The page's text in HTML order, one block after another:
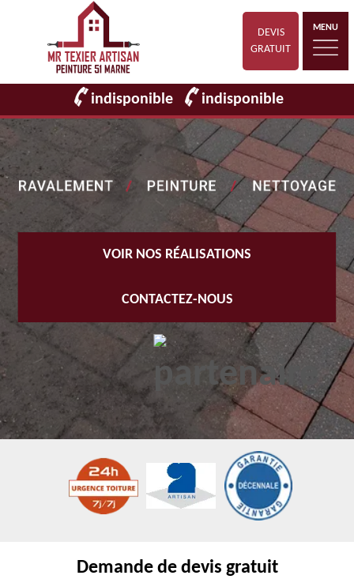
DEVIS
GRATUIT
MENU
indisponible indisponible
VOIR NOS RÉALISATIONS
CONTACTEZ-NOUS
Demande de devis gratuit